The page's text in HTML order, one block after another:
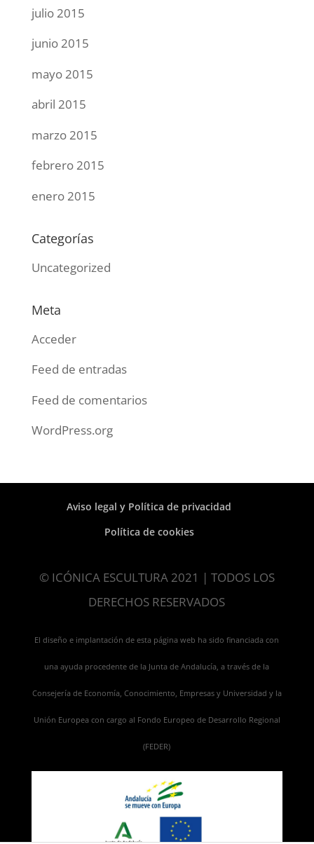
julio 2015
junio 2015
mayo 2015
abril 2015
marzo 2015
febrero 2015
enero 2015
Categorías
Uncategorized
Meta
Acceder
Feed de entradas
Feed de comentarios
WordPress.org
Aviso legal y Política de privacidad
Política de cookies
© ICÓNICA ESCULTURA 2021 | TODOS LOS
DERECHOS RESERVADOS
El diseño e implantación de esta página web ha sido financiada con
una ayuda procedente de la Junta de Andalucía, a través de la
Consejería de Economía, Conocimiento, Empresas y Universidad y la
Unión Europea con cargo al Fondo Europeo de Desarrollo Regional
(FEDER)